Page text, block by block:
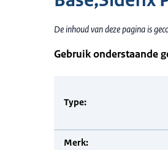
De inhoud van deze pagina is
Gebruik onderstaande
Type:
Merk: